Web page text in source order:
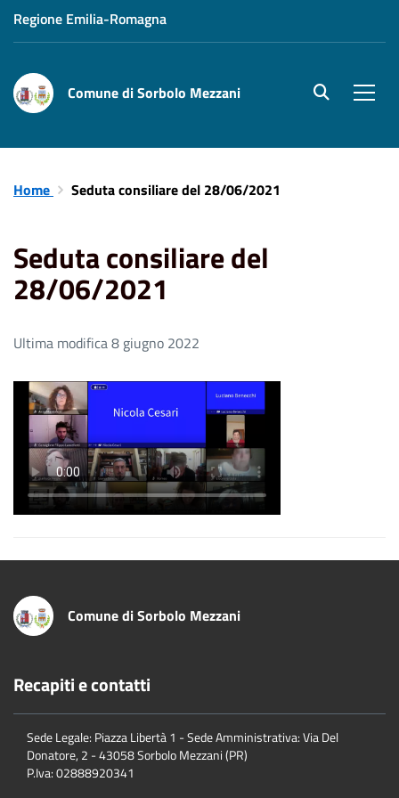
Regione Emilia-Romagna
Comune di Sorbolo Mezzani site.searc
Home Seduta consiliare del 28/06/2021
Seduta consiliare del
28/06/2021
Ultima modifica 8 giugno 2022
Comune di Sorbolo Mezzani
Recapiti e contatti
Sede Legale: Piazza Libertà 1 - Sede Amministrativa: Via Del
Donatore, 2 - 43058 Sorbolo Mezzani (PR)
P.Iva:02888920341